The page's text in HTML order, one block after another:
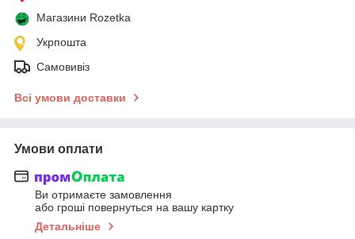
Магазини Rozetka
Укрпошта
Самовивіз
Всі умови доставки
Умови оплати
Ви отримаєте замовлення
або гроші повернуться на вашу картку
Детальніше